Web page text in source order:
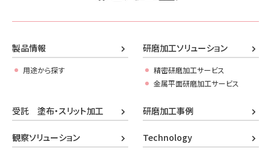
製品情報
用途から探す
研磨加工ソリューション
精密研磨加工サービス
金属平面研磨加工サービス
受託 塗布・スリット加工
観察ソリューション
研磨加工事例
Technology